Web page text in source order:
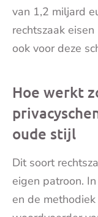
van 1,2 miljard
rechtszaak
ook voor deze
Hoe werkt
oude stijl
Dit soort
eigen patroon.
en de